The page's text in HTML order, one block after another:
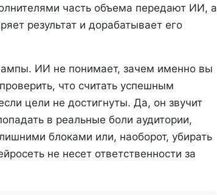
часть объема передают ИИ, а
результат и дорабатывает его
ИИ не понимает, зачем именно вы
что считать успешным
цели не достигнуты. Да, он звучит
в реальные боли аудитории,
блоками или, наоборот, убирать
не несет ответственности за